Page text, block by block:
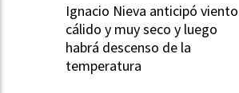
Ignacio Nieva anticipó viento
cálido y muy seco y luego
habrá descenso de la
temperatura